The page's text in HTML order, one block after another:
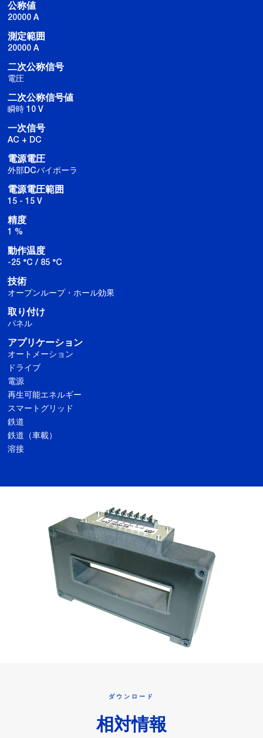
公称値
20000 A
測定範囲
20000 A
二次公称信号
電圧
二次公称信号値
瞬時 10 V
一次信号
AC + DC
電源電圧
外部DCバイポーラ
電源電圧範囲
15 - 15 V
精度
1 %
動作温度
-25 °C / 85 °C
技術
オープンループ・ホール効果
取り付け
パネル
アプリケーション
オートメーション
ドライブ
電源
再生可能エネルギー
スマートグリッド
鉄道
鉄道（車載）
溶接
ダウンロード
相対情報